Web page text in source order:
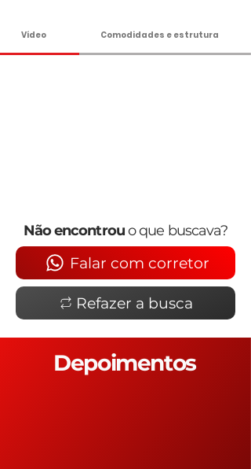
Vídeo Comodidades e estrutura
Não encontrouo que buscava?
Falar com corretor
Refazer a busca
Depoimentos